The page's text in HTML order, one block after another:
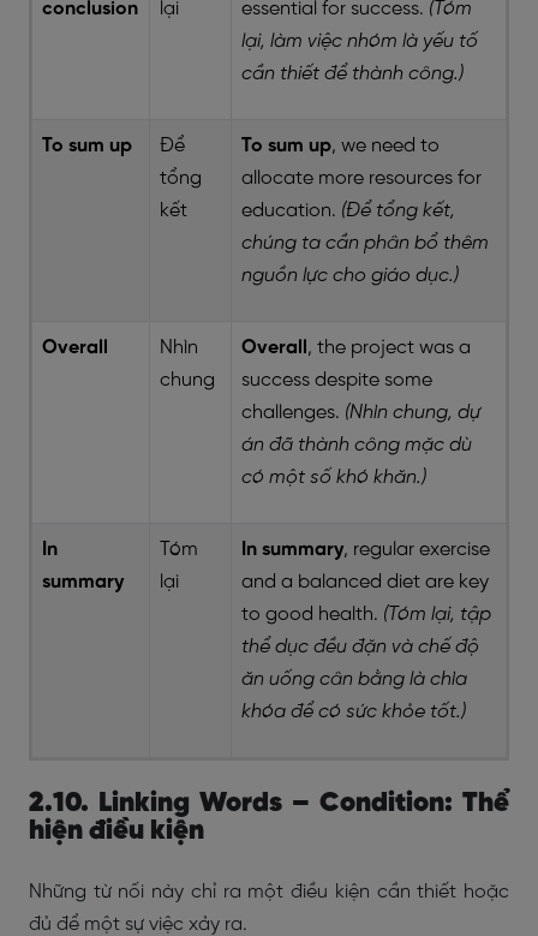
conclusion lại essential for success. (Tóm
lại, làm việc nhóm là yếu tố
cần thiết để thành công.)
To sum up
Để
tổng
kết
To sum up, we need to
allocate more resources for
education. (Để tổng kết,
chúng ta cần phân bổ thêm
nguồn lực cho giáo dục.)
Overall
Nhìn
chung
Overall , the project was a
success despite some
challenges. (Nhìn chung, dự
án đã thành công mặc dù
có một số khó khăn.)
In
summary
Tóm
lại
In summary, regular exercise
and a balanced diet are key
to good health. (Tóm lại, tập
thể dục đều đặn và chế độ
ăn uống cân bằng là chìa
khóa để có sức khỏe tốt.)
2.10. Linking Words – Condition: Thể
hiện điều kiện
Những từ nối này chỉ ra một điều kiện cần thiết hoặc
đủ để một sự việc xảy ra.